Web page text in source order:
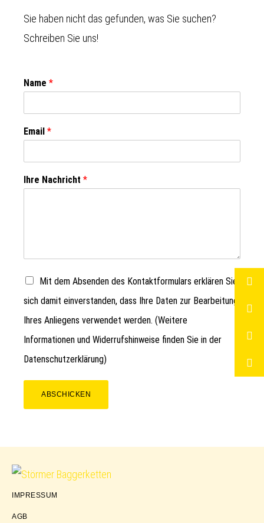
Sie haben nicht das gefunden, was Sie suchen?
Schreiben Sie uns!
Name *
Email *
Ihre Nachricht *
Mit dem Absenden des Kontaktformulars erklären Sie
sich damit einverstanden, dass Ihre Daten zur Bearbeitung
Ihres Anliegens verwendet werden. (Weitere
Informationen und Widerrufshinweise finden Sie in der
Datenschutzerklärung)
ABSCHICKEN
Störmer
IMPRESSUM
AGB